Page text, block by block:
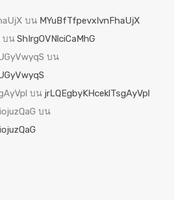
บน MYuBfTfpevxIvnFhaUjX
บน ShIrgOVNlciCaMhG
บน
บน jrLQEgbyKHceklTsgAyVpl
บน